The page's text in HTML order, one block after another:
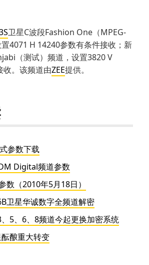
卫星C波段Fashion One（MPEG-
4071 H 14240参数有条件接收；新
（测试）频道，设置3820 V
收。该频道由ZEE提供。
参数下载
Digital频道参数
数（2010年5月18日）
卫星华诚数字全频道解密
5、6、8频道今起更换加密系统
酿重大转变